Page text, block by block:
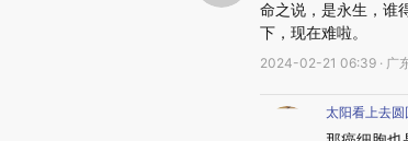
命之说，是永生，谁
下，现在难啦。
2024-02-21 06:39 · 广
太阳看上去圆